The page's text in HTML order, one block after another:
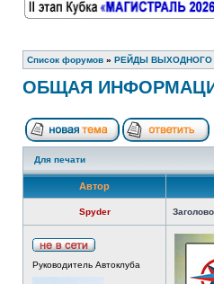
Список форумов » РЕЙДЫ ВЫХОДНОГО
ОБЩАЯ
Для печати
Автор
Spyder
Руководитель Автоклуба